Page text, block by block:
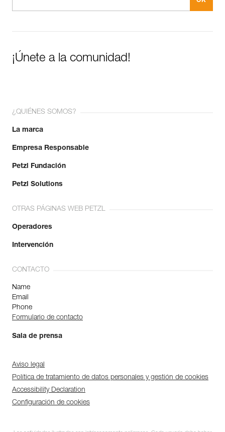
¡Únete a la comunidad!
¿QUIÉNES SOMOS?
La marca
Empresa Responsable
Petzl Fundación
Petzl Solutions
OTRAS PÁGINAS WEB PETZL
Operadores
Intervención
CONTACTO
Name
Email
Phone
Formulario de contacto
Sala de prensa
Aviso legal
Política de tratamiento de datos personales y gestión de cookies
Accessibility Declaration
Configuración de cookies